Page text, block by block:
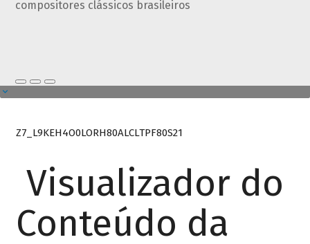
compositores clássicos brasileiros
Z7_L9KEH4O0LORH80ALCLTPF80S21
Visualizador do
Conteúdo da